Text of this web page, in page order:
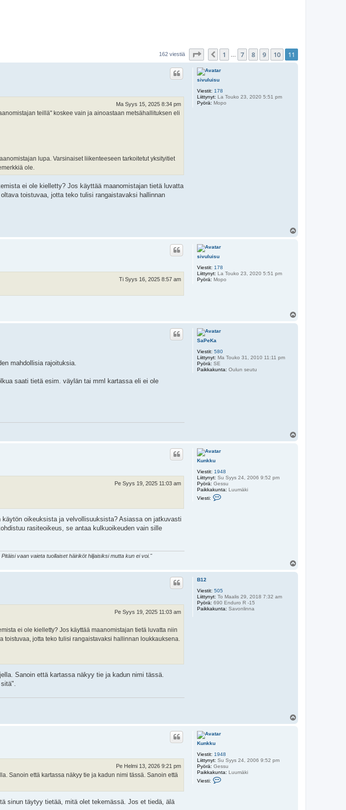
162 viestiä Sivu / 11
Edellinen
1 7 8 9 10 11
sivuluisu
Viestit: 178
Liittynyt: La Touko 23, 2020 5:51 pm
Pyörä: Mopo
Ma Syys 15, 2025 8:34 pm
teillä" koskee vain ja ainoastaan metsähallituksen eli
lupa. Varsinaiset liikenteeseen tarkoitetut yksityitiet
ole.
ei ole kielletty? Jos käyttää maanomistajan tietä luvatta
toistuvaa, jotta teko tulisi rangaistavaksi hallinnan
sivuluisu
Viestit: 178
Liittynyt: La Touko 23, 2020 5:51 pm
Pyörä: Mopo
Ti Syys 16, 2025 8:57 am
SaPeKa
Viestit: 580
Liittynyt: Ma Touko 31, 2010 11:11 pm
Pyörä: SE
Paikkakunta: Oulun seutu
mahdollisia rajoituksia.
saati tietä esim. väylän tai mml kartassa eli ei ole
Kunkku
Viestit: 1948
Liittynyt: Su Syys 24, 2006 9:52 pm
Pyörä: Gessu
Paikkakunta: Luumäki
Viesti:
Pe Syys 19, 2025 11:03 am
oikeuksista ja velvollisuuksista? Asiassa on jatkuvasti
rasiteoikeus, se antaa kulkuoikeuden vain sille
vaan vaieta tuollaiset häiriköt hiljaisiksi mutta kun ei voi."
B12
Viestit: 505
Liittynyt: To Maalis 29, 2018 7:32 am
Pyörä: 690 Enduro R -15
Paikkakunta: Savonlinna
Pe Syys 19, 2025 11:03 am
ei ole kielletty? Jos käyttää maanomistajan tietä luvatta niin
jotta teko tulisi rangaistavaksi hallinnan loukkauksena.
Sanoin että kartassa näkyy tie ja kadun nimi tässä.
Kunkku
Viestit: 1948
Liittynyt: Su Syys 24, 2006 9:52 pm
Pyörä: Gessu
Paikkakunta: Luumäki
Viesti:
Pe Helmi 13, 2026 9:21 pm
Sanoin että kartassa näkyy tie ja kadun nimi tässä. Sanoin että
sinun täytyy tietää, mitä olet tekemässä. Jos et tiedä, älä